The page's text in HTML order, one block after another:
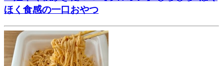
ほく食感の一口おやつ